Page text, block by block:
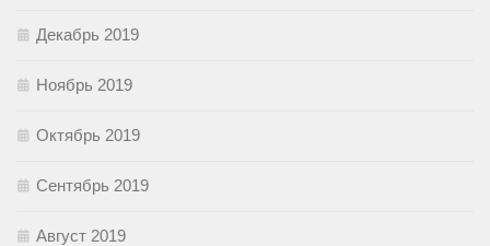
Декабрь 2019
Ноябрь 2019
Октябрь 2019
Сентябрь 2019
Август 2019